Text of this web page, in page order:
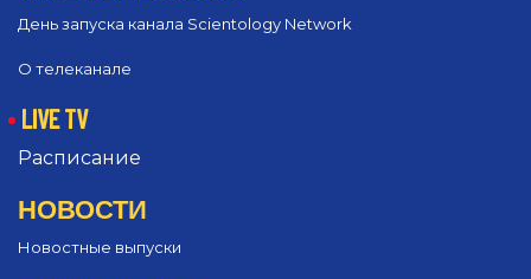
День запуска канала Scientology Network
О телеканале
LIVE TV
Расписание
НОВОСТИ
Новостные выпуски